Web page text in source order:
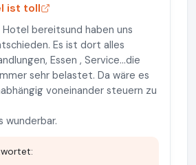
ist toll
bereitsund haben uns
Es ist dort alles
Essen , Service...die
sehr belastet. Da wäre es
voneinander steuern zu
wunderbar.